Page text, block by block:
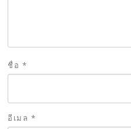
ชื่อ *
อีเมล *